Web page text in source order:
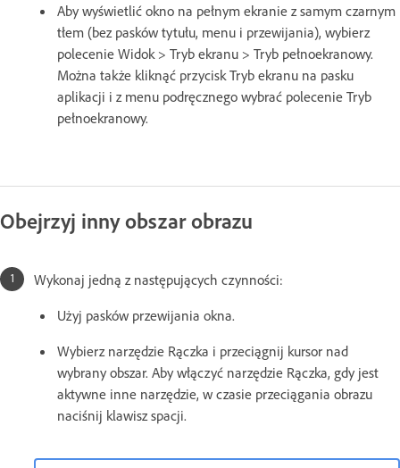
Aby wyświetlić okno na pełnym ekranie z samym czarnym
tłem (bez pasków tytułu, menu i przewijania), wybierz
polecenie Widok > Tryb ekranu > Tryb pełnoekranowy.
Można także kliknąć przycisk Tryb ekranu na pasku
aplikacji i z menu podręcznego wybrać polecenie Tryb
pełnoekranowy.
Obejrzyj inny obszar obrazu
Wykonaj jedną z następujących czynności:
Użyj pasków przewijania okna.
Wybierz narzędzie Rączka i przeciągnij kursor nad
wybrany obszar. Aby włączyć narzędzie Rączka, gdy jest
aktywne inne narzędzie, w czasie przeciągania obrazu
naciśnij klawisz spacji.